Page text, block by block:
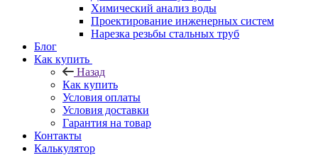
Химический анализ воды
Проектирование инженерных систем
Нарезка резьбы стальных труб
Блог
Как купить
Назад
Как купить
Условия оплаты
Условия доставки
Гарантия на товар
Контакты
Калькулятор